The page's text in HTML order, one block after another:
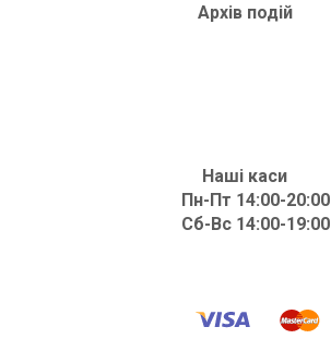
Архів подій
Наші каси
Пн-Пт 14:00-20:00
Сб-Вс 14:00-19:00